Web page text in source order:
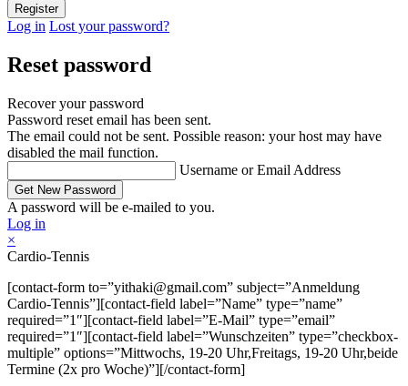
Log in Lost your password?
Reset password
Recover your password
Password reset email has been sent.
The email could not be sent. Possible reason: your host may have
disabled the mail function.
Username or Email Address
A password will be e-mailed to you.
Log in
×
Cardio-Tennis
[contact-form to=”yithaki@gmail.com” subject=”Anmeldung
Cardio-Tennis”][contact-field label=”Name” type=”name”
required=”1″][contact-field label=”E-Mail” type=”email”
required=”1″][contact-field label=”Wunschzeiten” type=”checkbox-
multiple” options=”Mittwochs, 19-20 Uhr,Freitags, 19-20 Uhr,beide
Termine (2x pro Woche)”][/contact-form]